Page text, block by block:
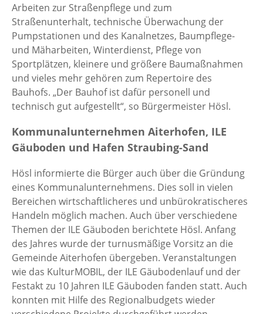
Arbeiten zur Straßenpflege und zum
Straßenunterhalt, technische Überwachung der
Pumpstationen und des Kanalnetzes, Baumpflege-
und Mäharbeiten, Winterdienst, Pflege von
Sportplätzen, kleinere und größere Baumaßnahmen
und vieles mehr gehören zum Repertoire des
Bauhofs. „Der Bauhof ist dafür personell und
technisch gut aufgestellt“, so Bürgermeister Hösl.
Kommunalunternehmen Aiterhofen, ILE
Gäuboden und Hafen Straubing-Sand
Hösl informierte die Bürger auch über die Gründung
eines Kommunalunternehmens. Dies soll in vielen
Bereichen wirtschaftlicheres und unbürokratischeres
Handeln möglich machen. Auch über verschiedene
Themen der ILE Gäuboden berichtete Hösl. Anfang
des Jahres wurde der turnusmäßige Vorsitz an die
Gemeinde Aiterhofen übergeben. Veranstaltungen
wie das KulturMOBIL, der ILE Gäubodenlauf und der
Festakt zu 10 Jahren ILE Gäuboden fanden statt. Auch
konnten mit Hilfe des Regionalbudgets wieder